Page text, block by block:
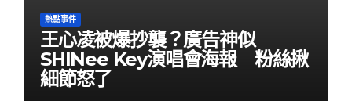
熱點事件
王心凌被爆抄襲？廣告神似
SHINee Key演唱會海報 粉絲揪
細節怒了